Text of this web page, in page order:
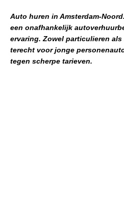
Auto huren in Amsterdam-
een onafhankelijk
ervaring. Zowel particulieren
terecht voor jonge
tegen scherpe tarieven.